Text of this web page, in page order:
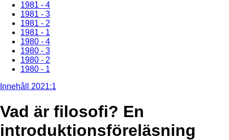
1981 - 4
1981 - 3
1981 - 2
1981 - 1
1980 - 4
1980 - 3
1980 - 2
1980 - 1
Innehåll 2021:1
Vad är filosofi? En
introduktionsföreläsning